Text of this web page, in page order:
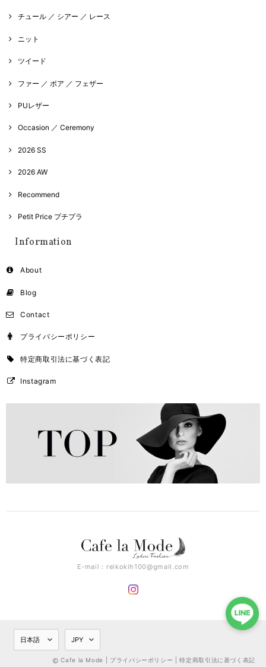
チュール ／ シアー ／ レース
ニット
ツイード
ファー ／ ボア ／ フェザー
PUレザー
Occasion ／ Ceremony
2026 SS
2026 AW
Recommend
Petit Price プチプラ
Information
About
Blog
Contact
プライバシーポリシー
特定商取引法に基づく表記
Instagram
E-mail： reikokih100@gmail.com
Cafe la Mode | プライバシーポリシー |特定商取引法に基づく表記